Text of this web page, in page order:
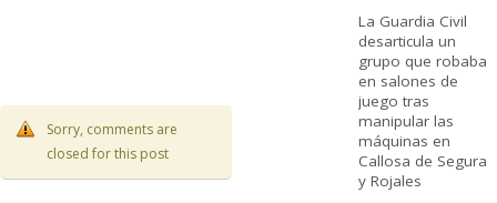
Sorry, comments are
closed for this post
La Guardia Civil
desarticula un
grupo que robaba
en salones de
juego tras
manipular las
máquinas en
Callosa de Segura
y Rojales